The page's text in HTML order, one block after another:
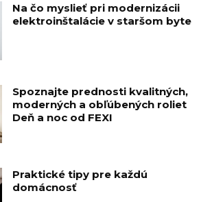
Na čo myslieť pri modernizácii
elektroinštalácie v staršom byte
Spoznajte prednosti kvalitných,
moderných a obľúbených roliet
Deň a noc od FEXI
Praktické tipy pre každú
domácnosť